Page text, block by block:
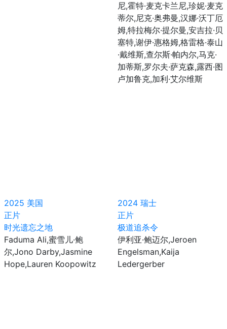
尼,霍特·麦克卡兰尼,珍妮·麦克
蒂尔,尼克·奥弗曼,汉娜·沃丁厄
姆,特拉梅尔·提尔曼,安吉拉·贝
塞特,谢伊·惠格姆,格雷格·泰山
·戴维斯,查尔斯·帕内尔,马克·
加蒂斯,罗尔夫·萨克森,露西·图
卢加鲁克,加利·艾尔维斯
2025 美国
正片
时光遗忘之地
Faduma Ali,蜜雪儿·鲍
尔,Jono Darby,Jasmine
Hope,Lauren Koopowitz
2024 瑞士
正片
极道追杀令
伊利亚·鲍迈尔,Jeroen
Engelsman,Kaija
Ledergerber